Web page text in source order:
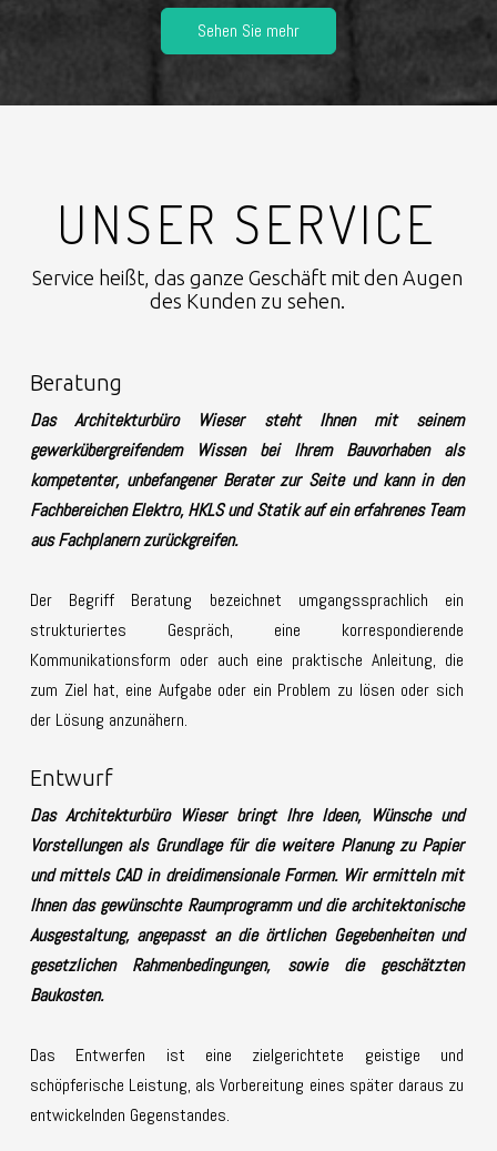
Sehen Sie mehr
UNSER SERVICE
Service heißt, das ganze Geschäft mit den Augen
des Kunden zu sehen.
Beratung
Das Architekturbüro Wieser steht Ihnen mit seinem
gewerkübergreifendem Wissen bei Ihrem Bauvorhaben als
kompetenter, unbefangener Berater zur Seite und kann in den
Fachbereichen Elektro, HKLS und Statik auf ein erfahrenes Team
aus Fachplanern zurückgreifen.
Der Begriff Beratung bezeichnet umgangssprachlich ein
strukturiertes Gespräch, eine korrespondierende
Kommunikationsform oder auch eine praktische Anleitung, die
zum Ziel hat, eine Aufgabe oder ein Problem zu lösen oder sich
der Lösung anzunähern.
Entwurf
Das Architekturbüro Wieser bringt Ihre Ideen, Wünsche und
Vorstellungen als Grundlage für die weitere Planung zu Papier
und mittels CAD in dreidimensionale Formen. Wir ermitteln mit
Ihnen das gewünschte Raumprogramm und die architektonische
Ausgestaltung, angepasst an die örtlichen Gegebenheiten und
gesetzlichen Rahmenbedingungen, sowie die geschätzten
Baukosten.
Das Entwerfen ist eine zielgerichtete geistige und
schöpferische Leistung, als Vorbereitung eines später daraus zu
entwickelnden Gegenstandes.